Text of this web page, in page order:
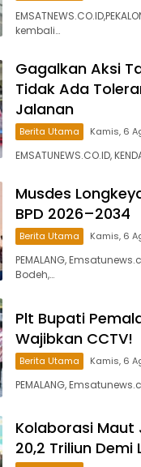
kembali…
Gagalkan Aksi
Tidak Ada
Jalanan
Berita Utama Kamis, 6
EMSATUNEWS.CO.ID,
Musdes
BPD 2026–2034
Berita Utama Kamis, 6
PEMALANG,
Bodeh,…
Plt Bupati
Wajibkan CCTV!
Berita Utama Kamis, 6
PEMALANG,
Kolaborasi Maut
20,2 Triliun